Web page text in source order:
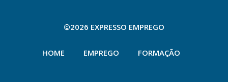
©2026 EXPRESSO EMPREGO
HOME EMPREGO FORMAÇÃO